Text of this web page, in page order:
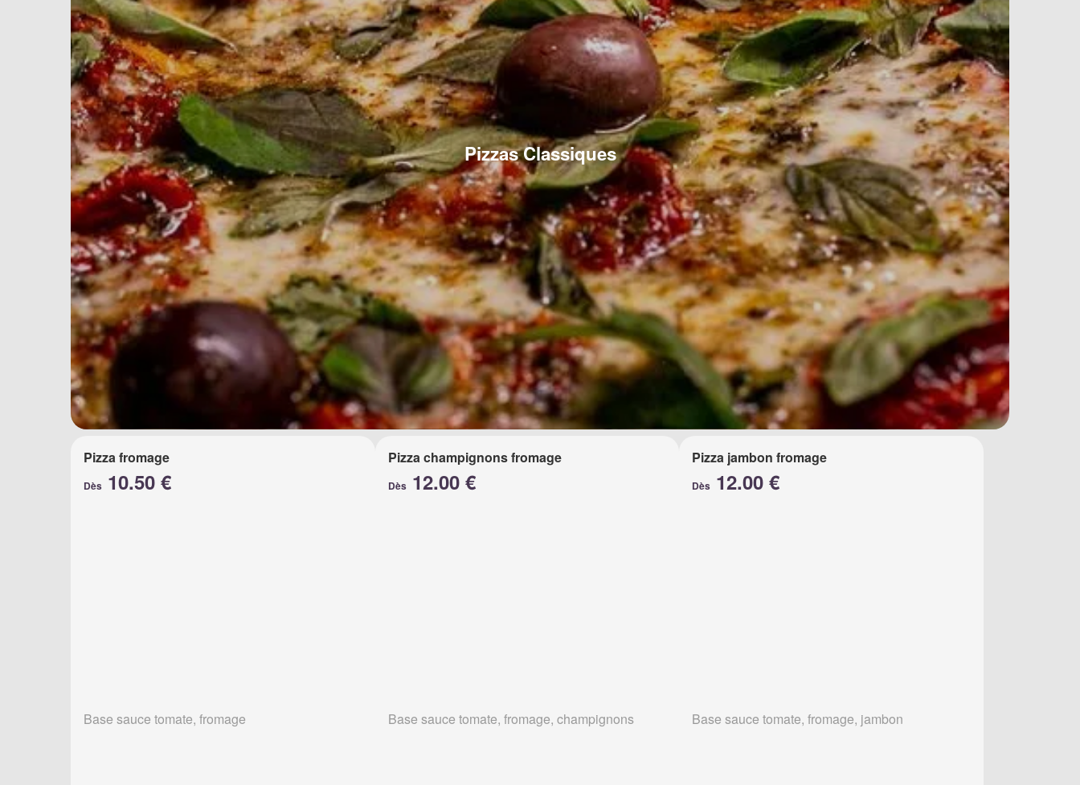
Pizzas Classiques
Pizza fromage
Dès 10.50 €
Base sauce tomate, fromage
Pizza champignons fromage
Dès12.00 €
Base sauce tomate, fromage, champignons
Pizza jambon fromage
Dès 12.00 €
Base sauce tomate, fromage, jambon